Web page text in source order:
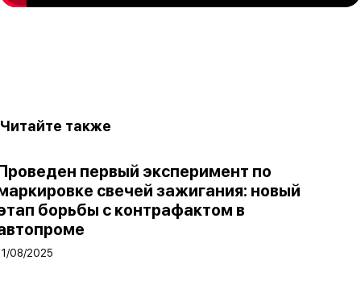
Читайте также
первый эксперимент по
свечей зажигания: новый
борьбы с контрафактом в
08/2025